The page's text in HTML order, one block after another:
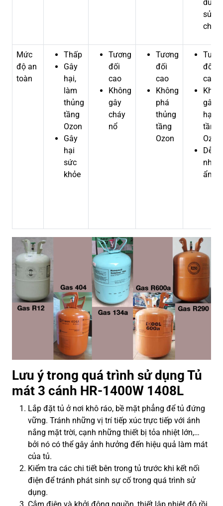
sửa
chữa
Mức
độ an
toàn
Thấp
Gây
hại,
làm
thủng
tầng
Ozon
Gây
hại
sức
khỏe
Tương
đối
cao
Không
gây
cháy
nổ
Tương
đối
cao
Không
phá
thủng
tầng
Ozon
đối
cao
gây
hại
tầng
Ozon
Dễ bị
ẩm
Lưu ý trong quá trình sử dụng Tủ
mát 3 cánh HR-1400W 1408L
Lắp đặt tủ ở nơi khô ráo, bề mặt phẳng để tủ đứng
vững. Tránh những vị trí tiếp xúc trực tiếp với ánh
nắng mặt trời, cạnh những thiết bị tỏa nhiệt lớn,…
bởi nó có thể gây ảnh hưởng đến hiệu quả làm mát
của tủ.
Kiểm tra các chi tiết bên trong tủ trước khi kết nối
điện để tránh phát sinh sự cố trong quá trình sử
dụng.